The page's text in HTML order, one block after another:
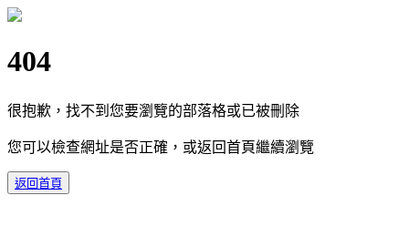
404
很抱歉，找不到您要瀏覽的部落格或已被刪除
您可以檢查網址是否正確，或返回首頁繼續瀏覽
返回首頁